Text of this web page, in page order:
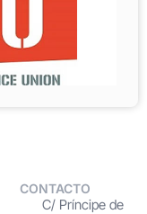
CONTACTO
C/ Príncipe de